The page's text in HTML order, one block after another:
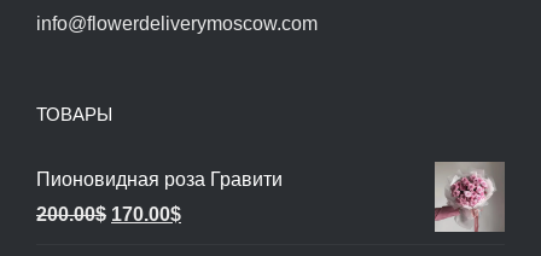
info@flowerdeliverymoscow.com
ТОВАРЫ
Пионовидная роза Гравити
200.00$ Первоначальная
170.00$Текущая